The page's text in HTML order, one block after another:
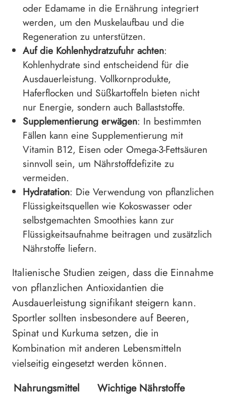
oder Edamame in die Ernährung integriert
werden, um den Muskelaufbau und die
Regeneration zu unterstützen.
Auf die Kohlenhydratzufuhr achten:
Kohlenhydrate sind entscheidend für die
Ausdauerleistung. Vollkornprodukte,
Haferflocken und Süßkartoffeln bieten nicht
nur Energie, sondern auch Ballaststoffe.
Supplementierung erwägen: In bestimmten
Fällen kann eine Supplementierung mit
Vitamin B12, Eisen oder Omega-3-Fettsäuren
sinnvoll sein, um Nährstoffdefizite zu
vermeiden.
Hydratation: Die Verwendung von pflanzlichen
Flüssigkeitsquellen wie Kokoswasser oder
selbstgemachten Smoothies kann zur
Flüssigkeitsaufnahme beitragen und zusätzlich
Nährstoffe liefern.
Italienische Studien zeigen, dass die Einnahme
von pflanzlichen Antioxidantien die
Ausdauerleistung signifikant steigern kann.
Sportler sollten insbesondere auf Beeren,
Spinat und Kurkuma setzen, die in
Kombination mit anderen Lebensmitteln
vielseitig eingesetzt werden können.
Nahrungsmittel
Wichtige Nährstoffe